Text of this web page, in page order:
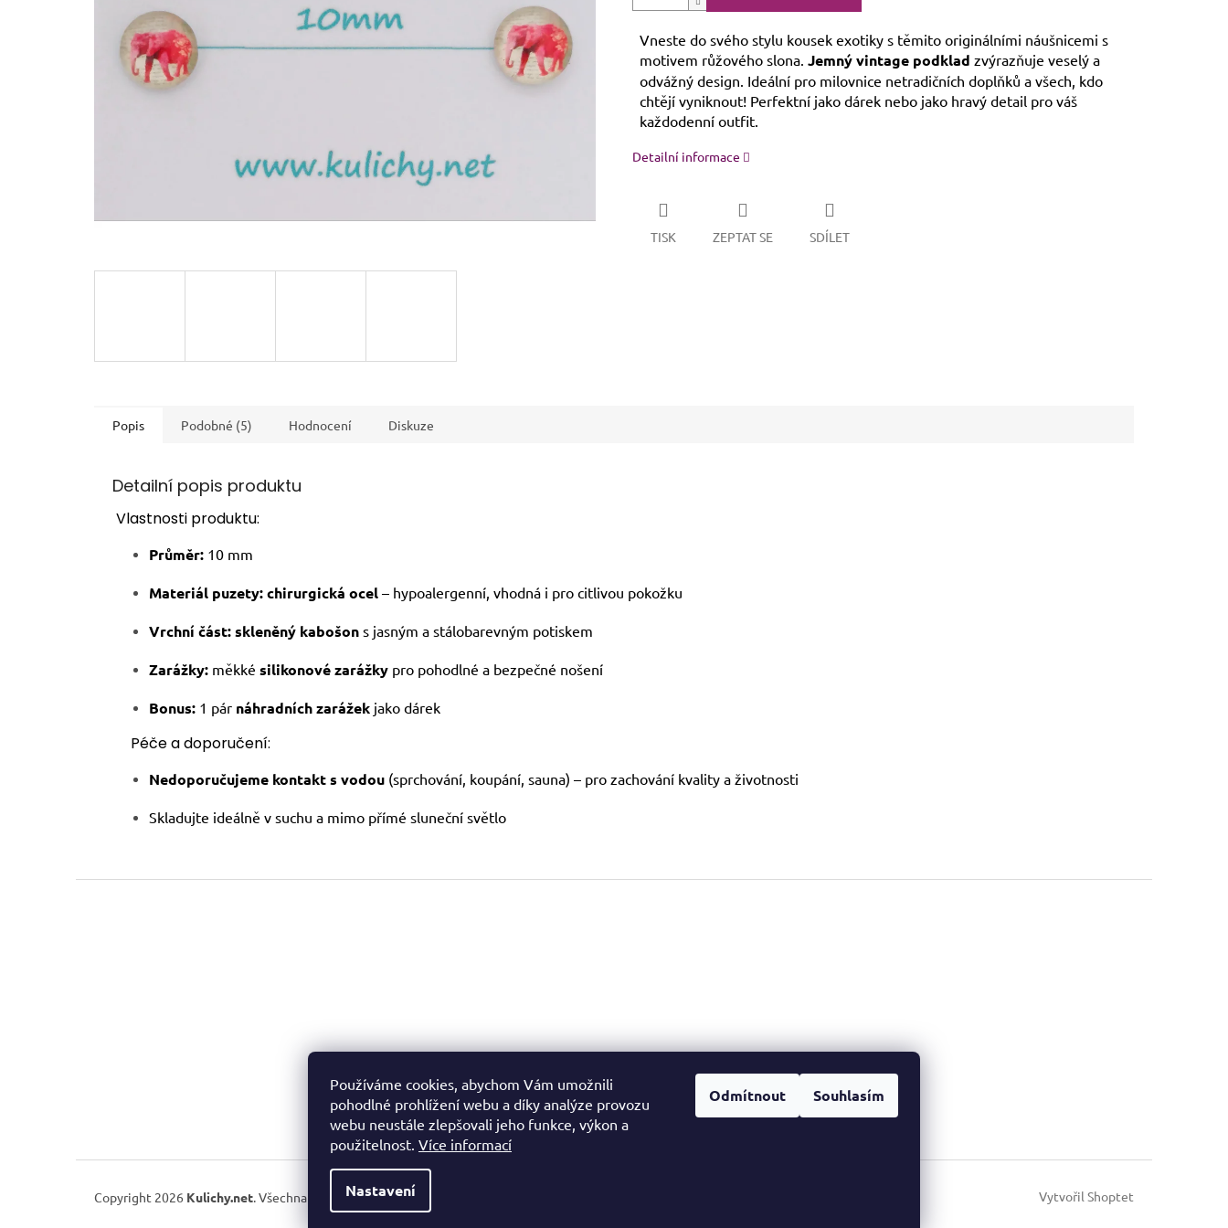
Používáme cookies, abychom Vám umožnili
pohodlné prohlížení webu a díky analýze provozu
webu neustále zlepšovali jeho funkce, výkon a
použitelnost. Více informací
Nastavení
Odmítnout Souhlasím
Vneste do svého stylu kousek exotiky s těmito originálními náušnicemi s
motivem růžového slona. Jemný vintage podklad zvýrazňuje veselý a
odvážný design. Ideální pro milovnice netradičních doplňků a všech, kdo
chtějí vyniknout! Perfektní jako dárek nebo jako hravý detail pro váš
každodenní outfit.
Detailní informace
TISK ZEPTAT SE SDÍLET
Popis Podobné (5) Hodnocení Diskuze
Detailní popis produktu
Vlastnosti produktu:
Průměr: 10 mm
Materiál puzety:chirurgická ocel – hypoalergenní, vhodná i pro citlivou pokožku
Vrchní část:skleněný kabošon s jasným a stálobarevným potiskem
Zarážky: měkké silikonové zarážky pro pohodlné a bezpečné nošení
Bonus: 1 pár náhradních zarážek jako dárek
Péče a doporučení:
Nedoporučujeme kontakt s vodou (sprchování, koupání, sauna) – pro zachování kvality a životnosti
Skladujte ideálně v suchu a mimo přímé sluneční světlo
Facebook
Vytvořil Shoptet
Copyright 2026 Kulichy.net. Všechna práva vyhrazena.